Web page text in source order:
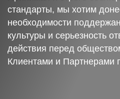
стандарты, мы хотим
необходимости
культуры и серьезность
действия перед
Клиентами и Партнерами